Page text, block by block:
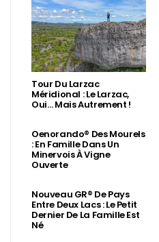
Tour Du Larzac
Méridional : Le Larzac,
Oui… Mais Autrement !
Oenorando® Des Mourels
: En Famille Dans Un
Minervois À Vigne
Ouverte
Nouveau GR® De Pays
Entre Deux Lacs : Le Petit
Dernier De La Famille Est
Né